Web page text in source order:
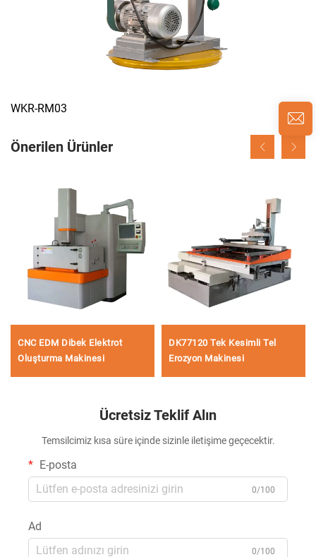
WKR-RM03
Önerilen Ürünler
CNC EDM Dibek Elektrot
Oluşturma Makinesi
DK77120 Tek Kesimli Tel
Erozyon Makinesi
Ücretsiz Teklif Alın
Temsilcimiz kısa süre içinde sizinle iletişime geçecektir.
E-posta
0/100
Ad
0/100